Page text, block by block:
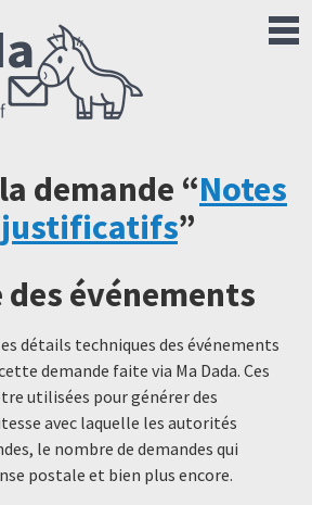
demande “Notes
justificatifs”
événements
détails techniques des événements
demande faite via Ma Dada. Ces
utilisées pour générer des
avec laquelle les autorités
le nombre de demandes qui
postale et bien plus encore.